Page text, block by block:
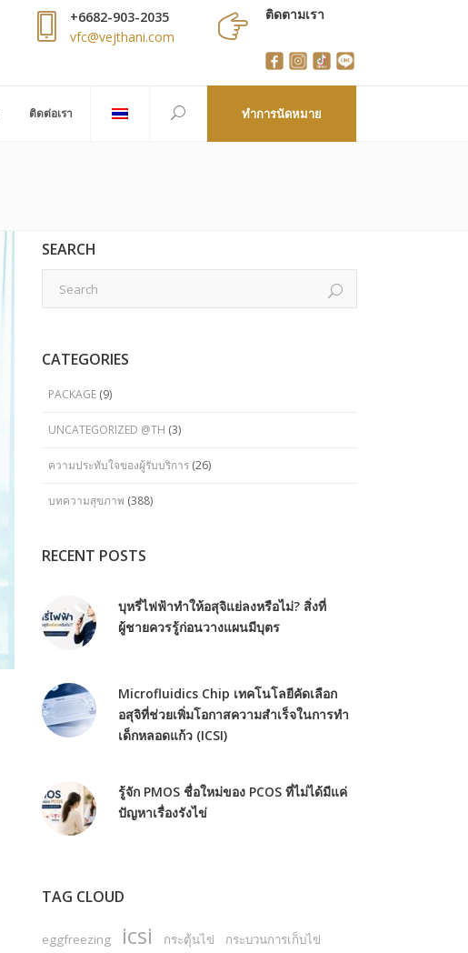
+6682-903-2035
vfc@vejthani.com
ติดตามเรา
ติดต่อเรา ทำการนัดหมาย
SEARCH
CATEGORIES
PACKAGE (9)
UNCATEGORIZED @TH (3)
ความประทับใจของผู้รับบริการ (26)
บทความสุขภาพ (388)
RECENT POSTS
บุหรี่ไฟฟ้าทำให้อสุจิแย่ลงหรือไม่? สิ่งที่
ผู้ชายควรรู้ก่อนวางแผนมีบุตร
Microfluidics Chip เทคโนโลยีคัดเลือก
อสุจิที่ช่วยเพิ่มโอกาสความสำเร็จในการทำ
เด็กหลอดแก้ว (ICSI)
รู้จัก PMOS ชื่อใหม่ของ PCOS ที่ไม่ได้มีแค่
ปัญหาเรื่องรังไข่
TAG CLOUD
eggfreezing icsi กระตุ้นไข่
กระบวนการเก็บไข่